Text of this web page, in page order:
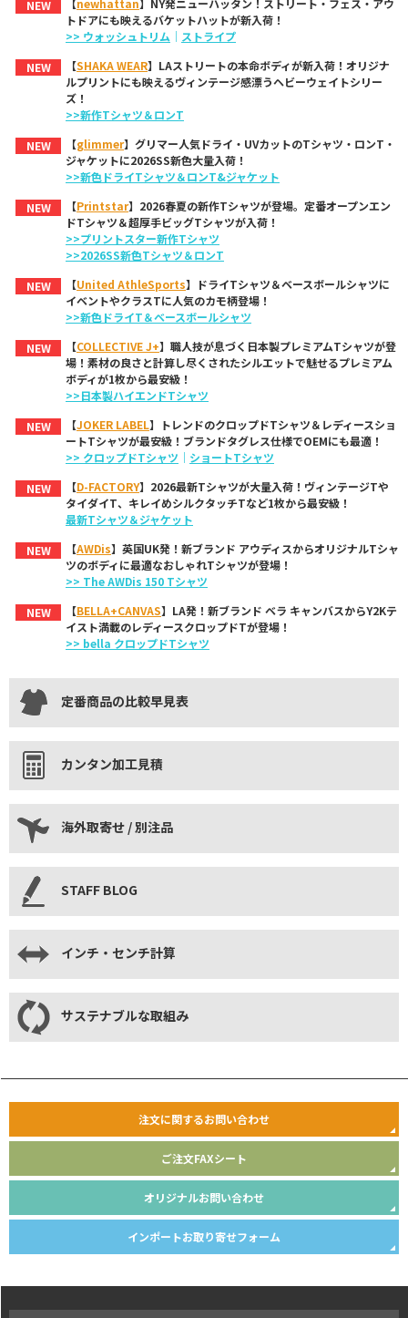
NEW 【newhattan】NY発ニューハッタン！ストリート・フェス・アウ
トドアにも映えるバケットハットが新入荷！
>> ウォッシュトリム ｜ ストライプ
NEW
【SHAKA WEAR】LAストリートの本命ボディが新入荷！オリジナ
ルプリントにも映えるヴィンテージ感漂うヘビーウェイトシリー
ズ！
>>新作Tシャツ＆ロンT
NEW
【glimmer】グリマー人気ドライ・UVカットのTシャツ・ロンT・
ジャケットに2026SS新色大量入荷！
>>新色ドライTシャツ＆ロンT&ジャケット
NEW
【Printstar】2026春夏の新作Tシャツが登場。定番オープンエン
ドTシャツ＆超厚手ビッグTシャツが入荷！
>>プリントスター新作Tシャツ
>>2026SS新色Tシャツ＆ロンT
NEW
【United AthleSports】ドライTシャツ＆ベースボールシャツに
イベントやクラスTに人気のカモ柄登場！
>>新色ドライT＆ベースボールシャツ
NEW
【COLLECTIVE J+】職人技が息づく日本製プレミアムTシャツが登
場！素材の良さと計算し尽くされたシルエットで魅せるプレミアム
ボディが1枚から最安級！
>>日本製ハイエンドTシャツ
NEW
【JOKER LABEL】トレンドのクロップドTシャツ＆レディースショ
ートTシャツが最安級！ブランドタグレス仕様でOEMにも最適！
>> クロップドTシャツ ｜ ショートTシャツ
NEW
【D-FACTORY】2026最新Tシャツが大量入荷！ヴィンテージTや
タイダイT、キレイめシルクタッチTなど1枚から最安級！
最新Tシャツ＆ジャケット
NEW
【AWDis】英国UK発！新ブランド アウディスからオリジナルTシャ
ツのボディに最適なおしゃれTシャツが登場！
>> The AWDis 150 Tシャツ
NEW
【BELLA+CANVAS】LA発！新ブランド ベラ キャンバスからY2Kテ
イスト満載のレディースクロップドTが登場！
>> bella クロップドTシャツ
定番商品の比較早見表
カンタン加工見積
海外取寄せ / 別注品
STAFF BLOG
インチ・センチ計算
サステナブルな取組み
注文に関するお問い合わせ
ご注文FAXシート
オリジナルお問い合わせ
インポートお取り寄せフォーム